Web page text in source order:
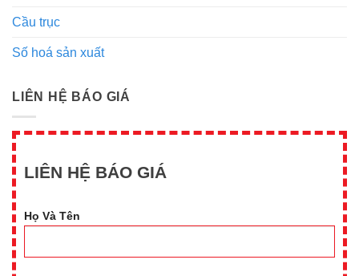
Cầu trục
Số hoá sản xuất
LIÊN HỆ BÁO GIÁ
LIÊN HỆ BÁO GIÁ
Họ Và Tên